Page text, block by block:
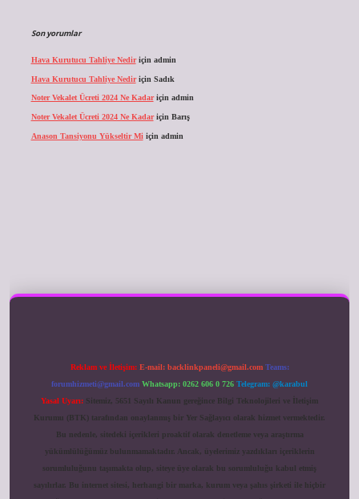
Son yorumlar
Hava Kurutucu Tahliye Nediriçin admin
Hava Kurutucu Tahliye Nediriçin Sadık
Noter Vekalet Ücreti 2024 Ne Kadariçin admin
Noter Vekalet Ücreti 2024 Ne Kadariçin Barış
Anason Tansiyonu Yükseltir Mi için admin
Reklam ve İletişim: E-mail: backlinkpaneli@gmail.com Teams:
forumhizmeti@gmail.com Whatsapp: 0262 606 0 726 Telegram: @karabul
Yasal Uyarı: Sitemiz, 5651 Sayılı Kanun gereğince Bilgi Teknolojileri ve İletişim
Kurumu (BTK) tarafından onaylanmış bir Yer Sağlayıcı olarak hizmet vermektedir.
Bu nedenle, sitedeki içerikleri proaktif olarak denetleme veya araştırma
yükümlülüğümüz bulunmamaktadır. Ancak, üyelerimiz yazdıkları içeriklerin
sorumluluğunu taşımakta olup, siteye üye olarak bu sorumluluğu kabul etmiş
sayılırlar. Bu internet sitesi, herhangi bir marka, kurum veya şahıs şirketi ile hiçbir